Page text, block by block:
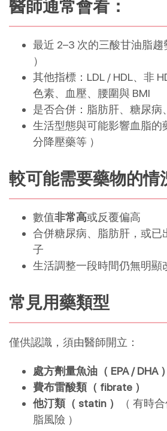
醫師通常會看：
最近 2–3 次的三酸甘油脂
）
其他指標：LDL / HDL、非
色素、血壓、腰圍與 BMI
是否合併：脂肪肝、糖尿病
生活型態與可能影響血脂的
分降壓藥等 ）
較可能需要藥物的情
數值非常高或反覆偏高
合併糖尿病、脂肪肝，或已
子
生活調整一段時間仍無明顯
常見用藥類型
僅供認識，須由醫師開立：
處方劑量魚油（ EPA / DHA ）
費布雷酸類（ fibrate ）
他汀類（ statin ）
（ 有時
脂風險 ）